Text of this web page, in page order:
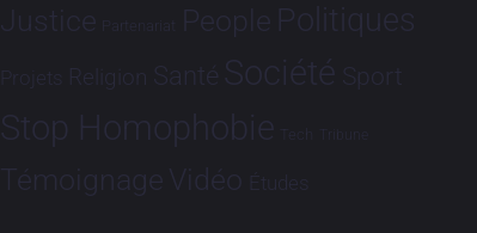
Justice Partenariat People Politiques
Projets Religion Santé Société Sport
Stop Homophobie Tech Tribune
Témoignage Vidéo Études